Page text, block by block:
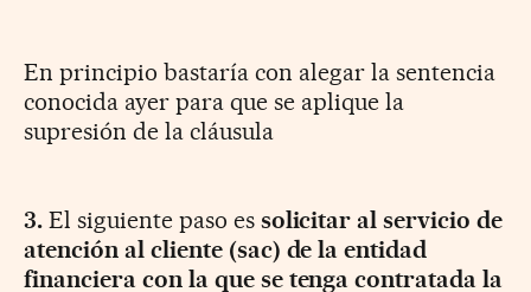
En principio bastaría con alegar la sentencia
conocida ayer para que se aplique la
supresión de la cláusula
3.El siguiente paso es solicitar al servicio de
atención al cliente (sac) de la entidad
financiera con la que se tenga contratada la